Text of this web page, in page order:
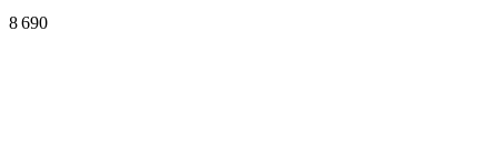
8 690